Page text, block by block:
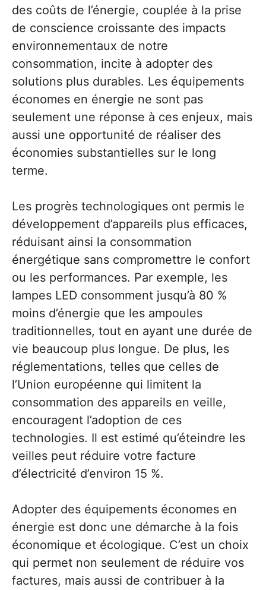
des coûts de l’énergie, couplée à la prise
de conscience croissante des impacts
environnementaux de notre
consommation, incite à adopter des
solutions plus durables. Les équipements
économes en énergie ne sont pas
seulement une réponse à ces enjeux, mais
aussi une opportunité de réaliser des
économies substantielles sur le long
terme.
Les progrès technologiques ont permis le
développement d’appareils plus efficaces,
réduisant ainsi la consommation
énergétique sans compromettre le confort
ou les performances. Par exemple, les
lampes LED consomment jusqu’à 80 %
moins d’énergie que les ampoules
traditionnelles, tout en ayant une durée de
vie beaucoup plus longue. De plus, les
réglementations, telles que celles de
l’Union européenne qui limitent la
consommation des appareils en veille,
encouragent l’adoption de ces
technologies. Il est estimé qu’éteindre les
veilles peut réduire votre facture
d’électricité d’environ 15 %.
Adopter des équipements économes en
énergie est donc une démarche à la fois
économique et écologique. C’est un choix
qui permet non seulement de réduire vos
factures, mais aussi de contribuer à la